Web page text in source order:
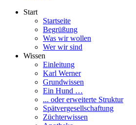
Start
Startseite
Begrüßung
Was wir wollen
Wer wir sind
Wissen
Einleitung
Karl Werner
Grundwissen
Ein Hund …
... oder erweiterte Struktur
Spätvergesellschaftung
Züchterwissen